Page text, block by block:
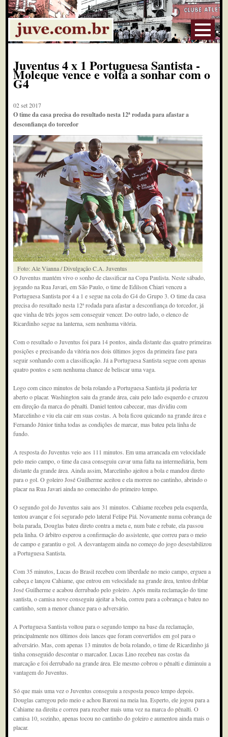
Juventus 4 x 1 Portuguesa Santista -
Moleque vence e volta a sonhar com o
G4
02 set 2017
O time da casa precisa do resultado nesta 12ª rodada para afastar a
desconfiança do torcedor
Foto: Ale Vianna / Divulgação C.A. Juventus
O Juventus mantém vivo o sonho de classificar na Copa Paulista. Neste sábado,
jogando na Rua Javari, em São Paulo, o time de Edilson Chiari venceu a
Portuguesa Santista por 4 a 1 e segue na cola do G4 do Grupo 3. O time da casa
precisa do resultado nesta 12ª rodada para afastar a desconfiança do torcedor, já
que vinha de três jogos sem conseguir vencer. Do outro lado, o elenco de
Ricardinho segue na lanterna, sem nenhuma vitória.
Com o resultado o Juventus foi para 14 pontos, ainda distante das quatro primeiras
posições e precisando da vitória nos dois últimos jogos da primeira fase para
seguir sonhando com a classificação. Já a Portuguesa Santista segue com apenas
quatro pontos e sem nenhuma chance de beliscar uma vaga.
Logo com cinco minutos de bola rolando a Portuguesa Santista já poderia ter
aberto o placar. Washington saiu da grande área, caiu pelo lado esquerdo e cruzou
em direção da marca do pênalti. Daniel tentou cabecear, mas dividiu com
Marcelinho e viu ela cair em suas costas. A bola ficou quicando na grande área e
Fernando Júnior tinha todas as condições de marcar, mas bateu pela linha de
fundo.
A resposta do Juventus veio aos 111 minutos. Em uma arrancada em velocidade
pelo meio campo, o time da casa conseguiu cavar uma falta na intermediária, bem
distante da grande área. Ainda assim, Marcelinho ajeitou a bola e mandou direto
para o gol. O goleiro José Guilherme aceitou e ela morreu no cantinho, abrindo o
placar na Rua Javari ainda no comecinho do primeiro tempo.
O segundo gol do Juventus saiu aos 31 minutos. Cahiame recebeu pela esquerda,
tentou avançar e foi segurado pelo lateral Felipe Piá. Novamente numa cobrança de
bola parada, Douglas bateu direto contra a meta e, num bate e rebate, ela passou
pela linha. O árbitro esperou a confirmação do assistente, que correu para o meio
de campo e garantiu o gol. A desvantagem ainda no começo do jogo desestabilizou
a Portuguesa Santista.
Com 35 minutos, Lucas do Brasil recebeu com liberdade no meio campo, ergueu a
cabeça e lançou Cahiame, que entrou em velocidade na grande área, tentou driblar
José Guilherme e acabou derrubado pelo goleiro. Após muita reclamação do time
santista, o camisa nove conseguiu ajeitar a bola, correu para a cobrança e bateu no
cantinho, sem a menor chance para o adversário.
A Portuguesa Santista voltou para o segundo tempo na base da reclamação,
principalmente nos últimos dois lances que foram convertidos em gol para o
adversário. Mas, com apenas 13 minutos de bola rolando, o time de Ricardinho já
tinha conseguido descontar o marcador. Lucas Lino recebeu nas costas da
marcação e foi derrubado na grande área. Ele mesmo cobrou o pênalti e diminuiu a
vantagem do Juventus.
Só que mais uma vez o Juventus conseguiu a resposta pouco tempo depois.
Douglas carregou pelo meio e achou Baroni na meia lua. Esperto, ele jogou para a
Cahiame na direita e correu para receber mais uma vez na marca do pênalti. O
camisa 10, sozinho, apenas tocou no cantinho do goleiro e aumentou ainda mais o
placar.